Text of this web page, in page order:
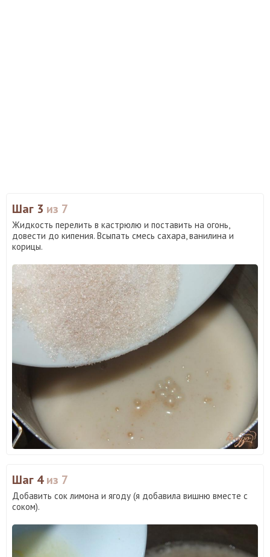
Шаг 3 из 7
Жидкость перелить в кастрюлю и поставить на огонь,
довести до кипения. Всыпать смесь сахара, ванилина и
корицы.
Шаг 4из 7
Добавить сок лимона и ягоду (я добавила вишню вместе с
соком).